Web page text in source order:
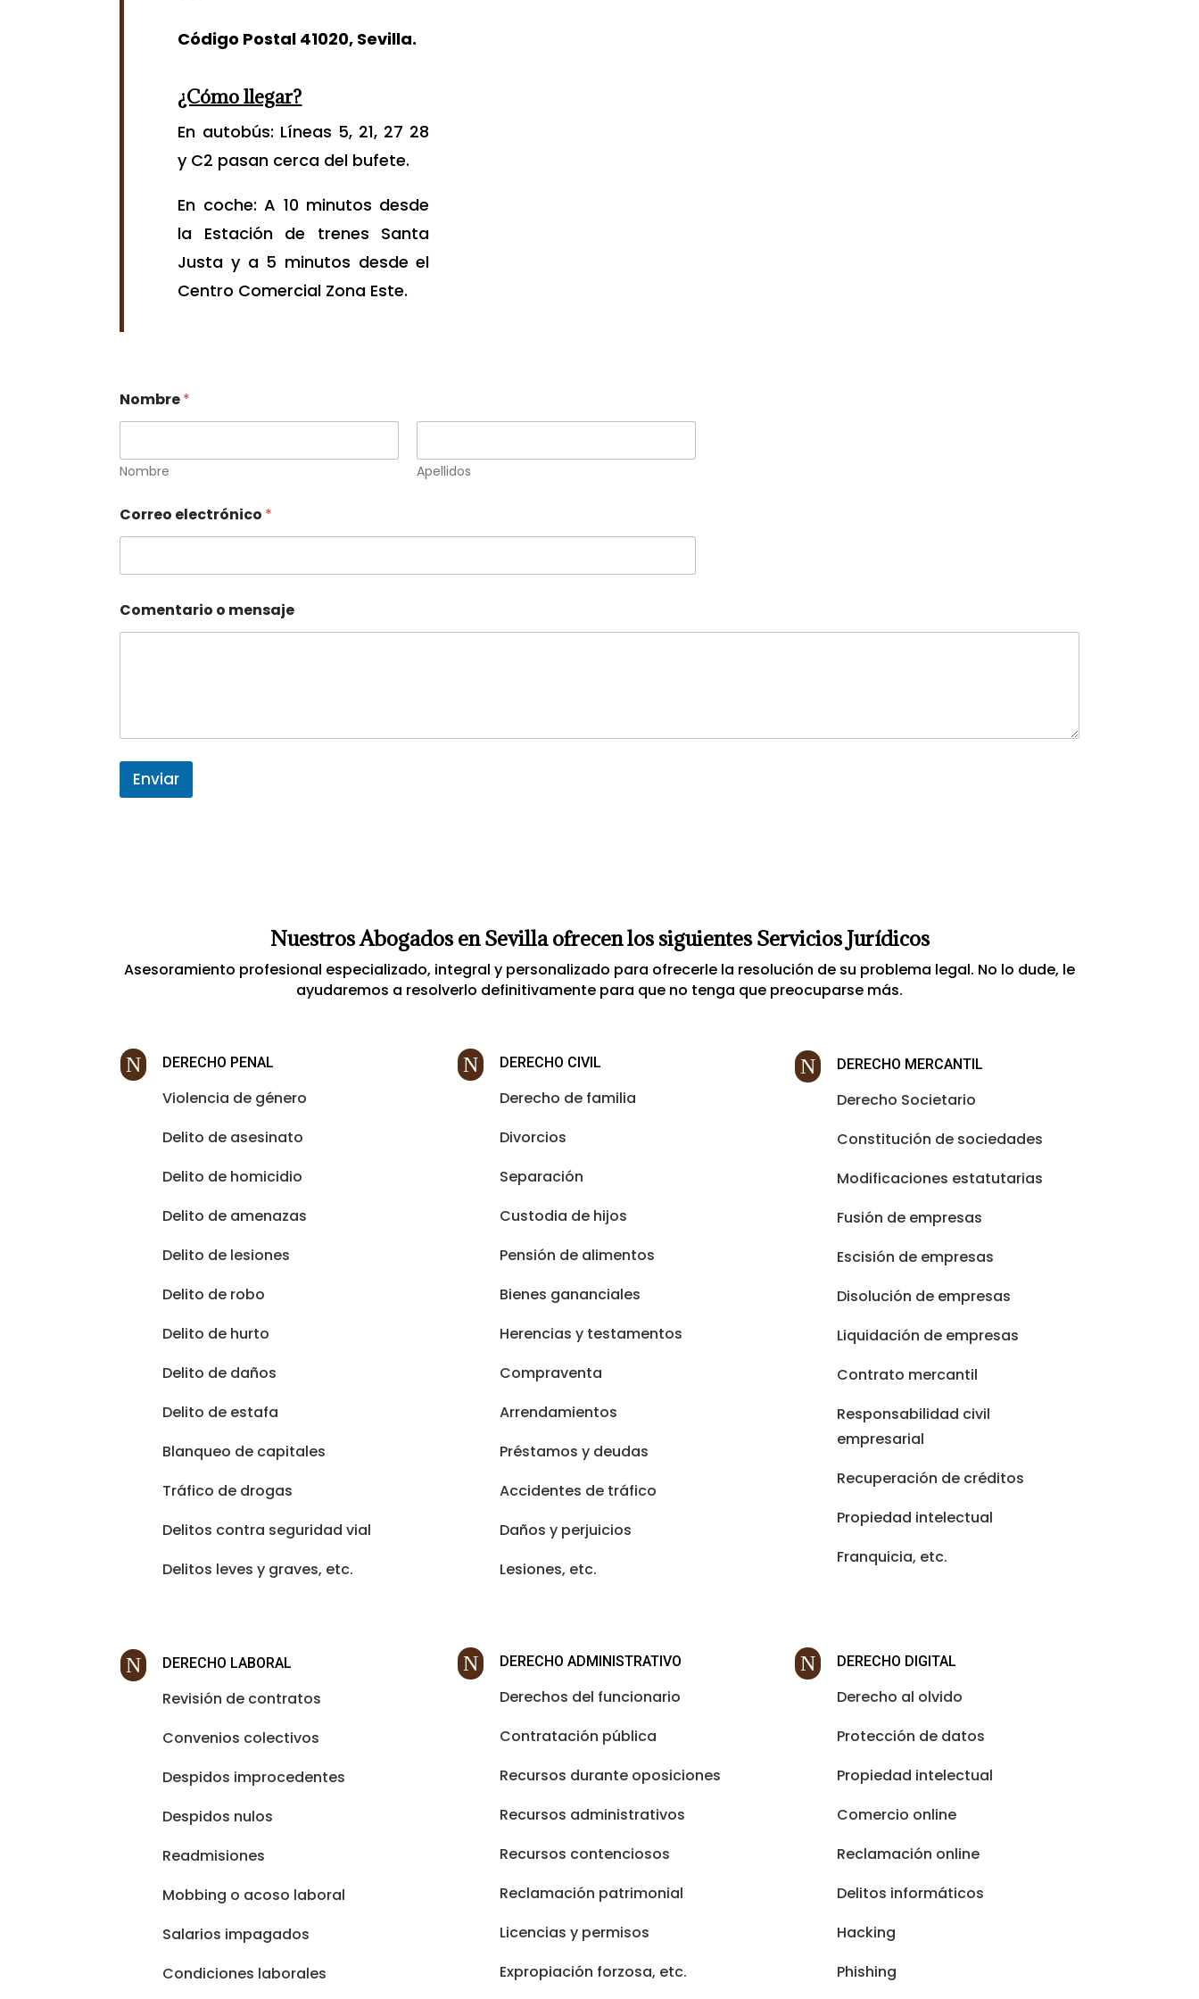
Código Postal 41020, Sevilla.
¿Cómo llegar?
En autobús: Líneas 5, 21, 27 28
y C2 pasan cerca del bufete.
En coche: A 10 minutos desde
la Estación de trenes Santa
Justa y a 5 minutos desde el
Centro Comercial Zona Este.
Nombre*
Nombre Apellidos
Correo electrónico *
o
m
i
N
m
Comentario o mensaje
Enviar
Nuestros Abogados en Sevilla ofrecen los siguientes Servicios Jurídicos
Asesoramiento profesional especializado, integral y personalizado para ofrecerle la resolución de su problema legal. No lo dude, le
ayudaremos a resolverlo definitivamente para que no tenga que preocuparse más.
N DERECHO PENAL
Violencia de género
Delito de asesinato
Delito de homicidio
Delito de amenazas
Delito de lesiones
Delito de robo
Delito de hurto
Delito de daños
Delito de estafa
Blanqueo de capitales
Tráfico de drogas
Delitos contra seguridad vial
Delitos leves y graves, etc.
N DERECHO CIVIL
Derecho de familia
Divorcios
Separación
Custodia de hijos
Pensión de alimentos
Bienes gananciales
Herencias y testamentos
Compraventa
Arrendamientos
Préstamos y deudas
Accidentes de tráfico
Daños y perjuicios
Lesiones, etc.
N DERECHO MERCANTIL
Derecho Societario
Constitución de sociedades
Modificaciones estatutarias
Fusión de empresas
Escisión de empresas
Disolución de empresas
Liquidación de empresas
Contrato mercantil
Responsabilidad civil
empresarial
Recuperación de créditos
Propiedad intelectual
Franquicia, etc.
N DERECHO LABORAL
Revisión de contratos
Convenios colectivos
Despidos improcedentes
Despidos nulos
Readmisiones
Mobbing o acoso laboral
Salarios impagados
Condiciones laborales
N DERECHO ADMINISTRATIVO
Derechos del funcionario
Contratación pública
Recursos durante oposiciones
Recursos administrativos
Recursos contenciosos
Reclamación patrimonial
Licencias y permisos
Expropiación forzosa, etc.
N DERECHO DIGITAL
Derecho al olvido
Protección de datos
Propiedad intelectual
Comercio online
Reclamación online
Delitos informáticos
Hacking
Phishing